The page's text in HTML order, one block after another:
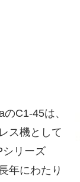
C1-45は、
ス機として
シリーズ
年にわたり